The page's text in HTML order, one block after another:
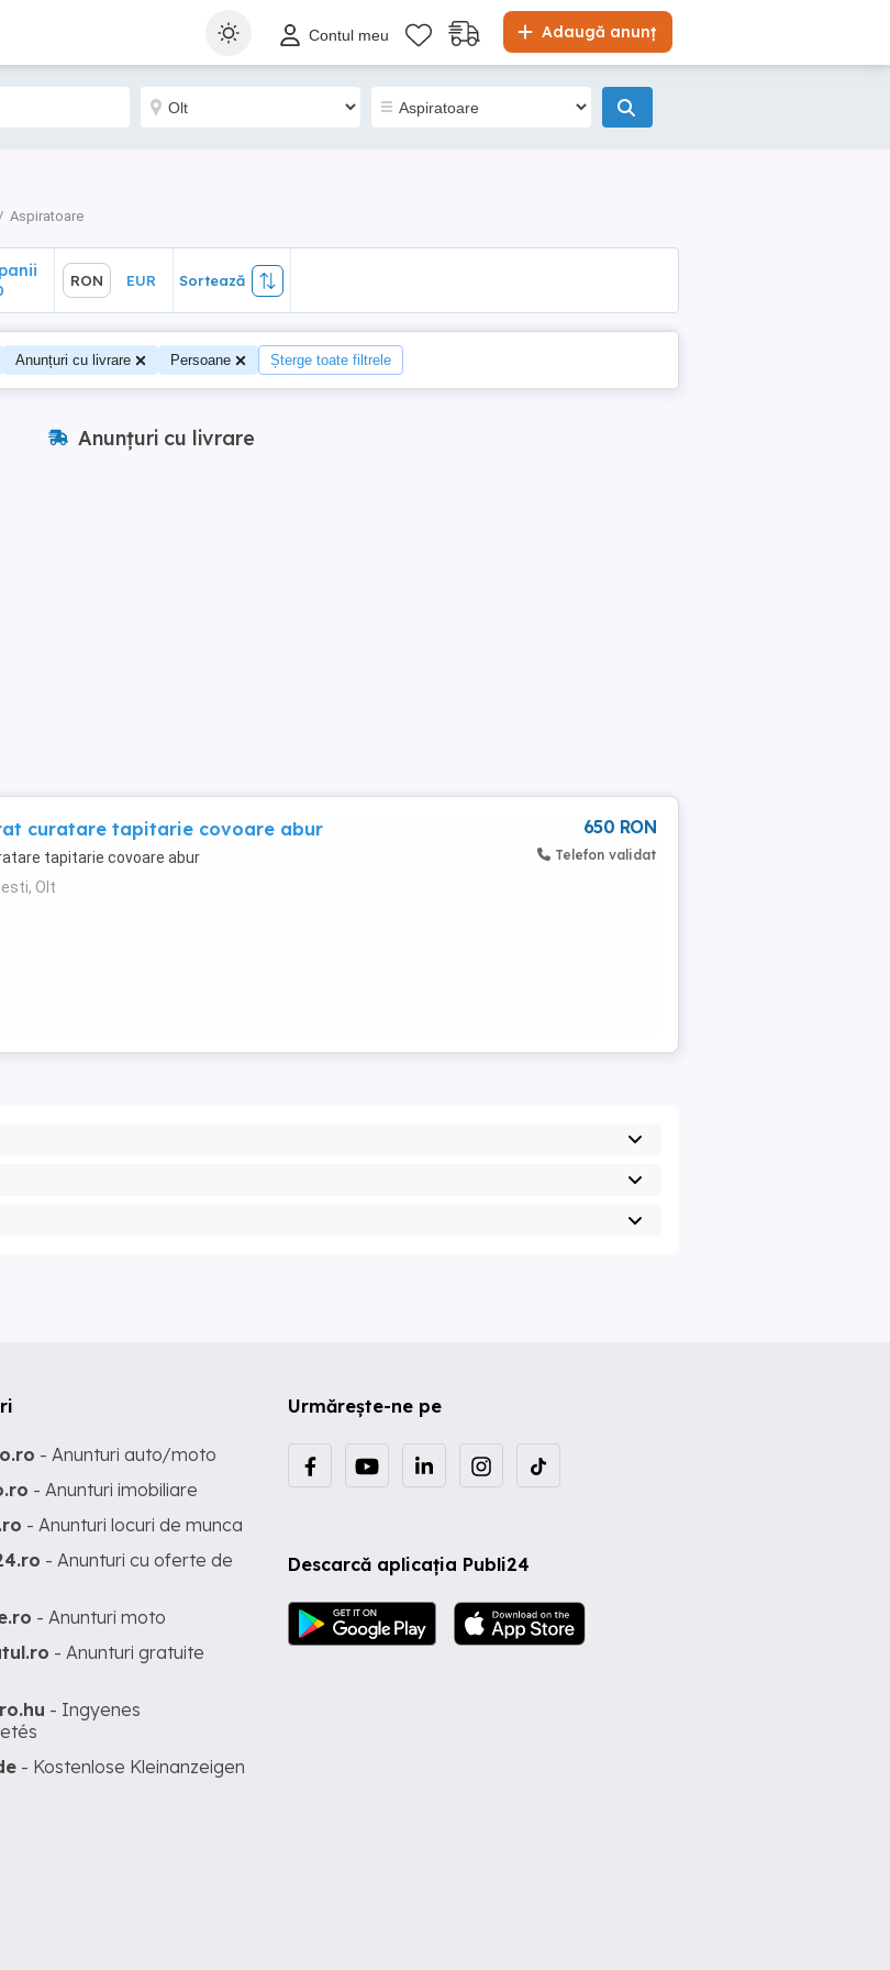
Adaugă anunț
Contul meu
Aspiratoare
Sortează
RON EUR Sortează
Anunțuri cu livrare Persoane Șterge toate filtrele
Anunțuri cu livrare
curatare tapitarie covoare abur
tapitarie covoare abur
Olt
650 RON
Telefon validat
Urmărește-ne pe
Descarcă aplicația Publi24
- Anunturi auto/moto
- Anunturi imobiliare
- Anunturi locuri de munca
- Anunturi cu oferte de
- Anunturi moto
- Anunturi gratuite
- Ingyenes
- Kostenlose Kleinanzeigen